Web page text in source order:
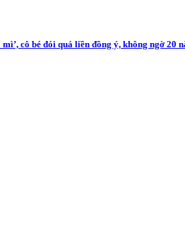
cô bé đói quá liền đồng ý, không ngờ 20